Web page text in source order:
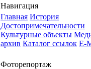
Навигация
Главная История
Достопримечательности
Культурные объекты
архив Каталог ссылок E-
Фоторепортаж